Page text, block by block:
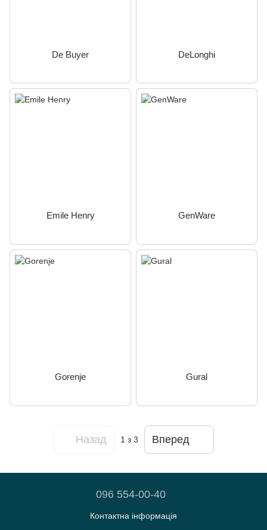
De Buyer DeLonghi
Emile Henry GenWare
Gorenje Gural
Назад 1 з 3 Вперед
096 554-00-40
Контактна інформація